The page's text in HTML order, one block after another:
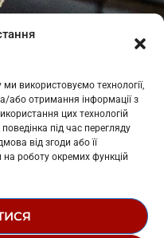
використовуємо технології,
або отримання інформації з
цих технологій
під час перегляду
від згоди або її
роботу окремих функцій